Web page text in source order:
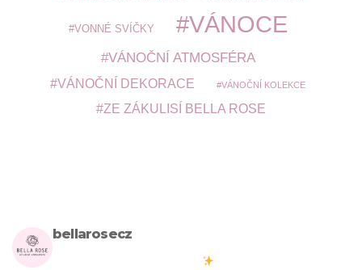
VONNÉ SVÍČKY VÁNOCE
VÁNOČNÍ ATMOSFÉRA
VÁNOČNÍ DEKORACE VÁNOČNÍ KOLEKCE
ZE ZÁKULISÍ BELLA ROSE
bellarosecz